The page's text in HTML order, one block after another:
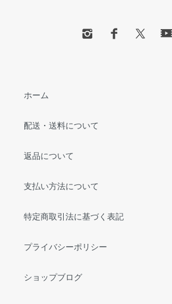
ホーム
配送・送料について
返品について
支払い方法について
特定商取引法に基づく表記
プライバシーポリシー
ショップブログ